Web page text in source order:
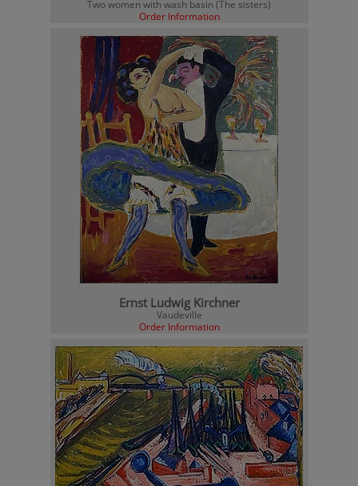
Two women with wash basin (The sisters)
Order Information
Ernst Ludwig Kirchner
Vaudeville
Order Information